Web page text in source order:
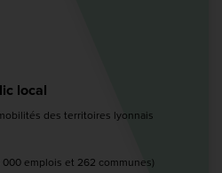
local
des territoires lyonnais
emplois et 262 communes)